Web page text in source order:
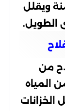
ويقلل
الطويل.
من
المياه
الخزانات